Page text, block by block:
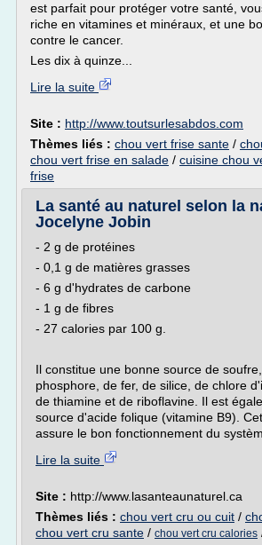
est parfait pour protéger votre santé,
riche en vitamines et minéraux, et une
contre le cancer.
Les dix à quinze...
Lire la suite
Site : http://www.toutsurlesabdos.com
Thèmes liés : chou vert frise sante /
chou vert frise en salade / cuisine chou
frise
La santé au naturel selon la
Jocelyne Jobin
- 2 g de protéines
- 0,1 g de matières grasses
- 6 g d'hydrates de carbone
- 1 g de fibres
- 27 calories par 100 g.
Il constitue une bonne source de
phosphore, de fer, de silice, de chlore
de thiamine et de riboflavine. Il est
source d'acide folique (vitamine B9).
assure le bon fonctionnement du
Lire la suite
Site : http://www.lasanteaunaturel.ca
Thèmes liés : chou vert cru ou cuit /
chou vert cru sante / chou vert cru calories